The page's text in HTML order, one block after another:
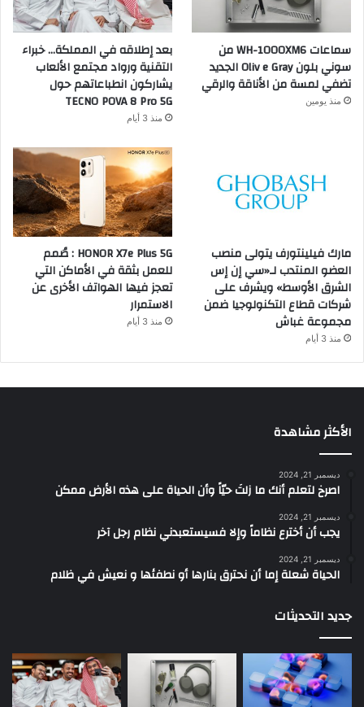
سماعات WH-1000XM6 من
سوني بلون Oliv e Gray الجديد
تضفي لمسة من الأناقة والرقي
منذ يومين
بعد إطلاقه في المملكة… خبراء
التقنية ورواد مجتمع الألعاب
يشاركون انطباعاتهم حول
TECNO POVA 8 Pro 5G
منذ 3 أيام
مارك فيلينتورف يتولى منصب
العضو المنتدب لـ«سي إن إس
الشرق الأوسط» ويشرف على
شركات قطاع التكنولوجيا ضمن
مجموعة غباش
منذ 3 أيام
HONOR X7e Plus 5G : صُمم
للعمل بثقة في الأماكن التي
تعجز فيها الهواتف الأخرى عن
الاستمرار
منذ 3 أيام
الأكثر مشاهدة
ديسمبر 21, 2024
‫اصرخ لتعلم أنك ما زلتَ حيّاً وأن الحياة على هذه الأرض ممكن
ديسمبر 21, 2024
يجب أن أخترع نظاماً وإلا فسيستعبدني نظام رجل آخر
ديسمبر 21, 2024
الحياة شعلة إما أن نحترق بنارها أو نطفئها و نعيش في ظلام
جديد التحديثات